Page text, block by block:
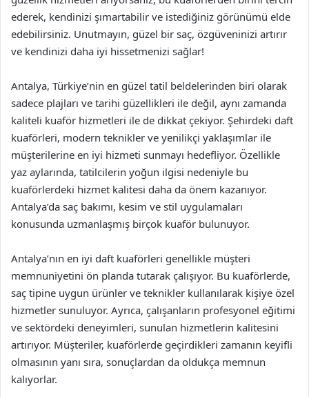
ederek, kendinizi şımartabilir ve istediğiniz görünümü elde
edebilirsiniz. Unutmayın, güzel bir saç, özgüveninizi artırır
ve kendinizi daha iyi hissetmenizi sağlar!
Antalya, Türkiye’nin en güzel tatil beldelerinden biri olarak
sadece plajları ve tarihi güzellikleri ile değil, aynı zamanda
kaliteli kuaför hizmetleri ile de dikkat çekiyor. Şehirdeki daft
kuaförleri, modern teknikler ve yenilikçi yaklaşımlar ile
müşterilerine en iyi hizmeti sunmayı hedefliyor. Özellikle
yaz aylarında, tatilcilerin yoğun ilgisi nedeniyle bu
kuaförlerdeki hizmet kalitesi daha da önem kazanıyor.
Antalya’da saç bakımı, kesim ve stil uygulamaları
konusunda uzmanlaşmış birçok kuaför bulunuyor.
Antalya’nın en iyi daft kuaförleri genellikle müşteri
memnuniyetini ön planda tutarak çalışıyor. Bu kuaförlerde,
saç tipine uygun ürünler ve teknikler kullanılarak kişiye özel
hizmetler sunuluyor. Ayrıca, çalışanların profesyonel eğitimi
ve sektördeki deneyimleri, sunulan hizmetlerin kalitesini
artırıyor. Müşteriler, kuaförlerde geçirdikleri zamanın keyifli
olmasının yanı sıra, sonuçlardan da oldukça memnun
kalıyorlar.